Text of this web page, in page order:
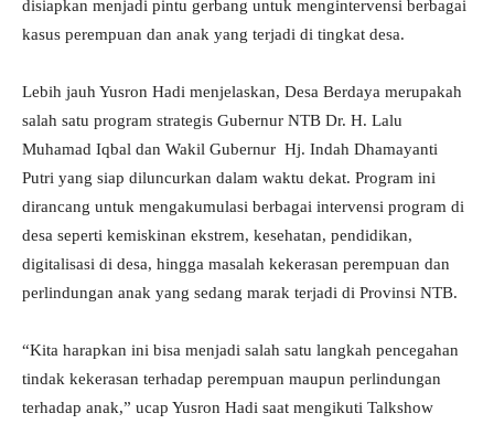
disiapkan menjadi pintu gerbang untuk mengintervensi berbagai
kasus perempuan dan anak yang terjadi di tingkat desa.
Lebih jauh Yusron Hadi menjelaskan, Desa Berdaya merupakah
salah satu program strategis Gubernur NTB Dr. H. Lalu
Muhamad Iqbal dan Wakil Gubernur Hj. Indah Dhamayanti
Putri yang siap diluncurkan dalam waktu dekat. Program ini
dirancang untuk mengakumulasi berbagai intervensi program di
desa seperti kemiskinan ekstrem, kesehatan, pendidikan,
digitalisasi di desa, hingga masalah kekerasan perempuan dan
perlindungan anak yang sedang marak terjadi di Provinsi NTB.
“Kita harapkan ini bisa menjadi salah satu langkah pencegahan
tindak kekerasan terhadap perempuan maupun perlindungan
terhadap anak,” ucap Yusron Hadi saat mengikuti Talkshow